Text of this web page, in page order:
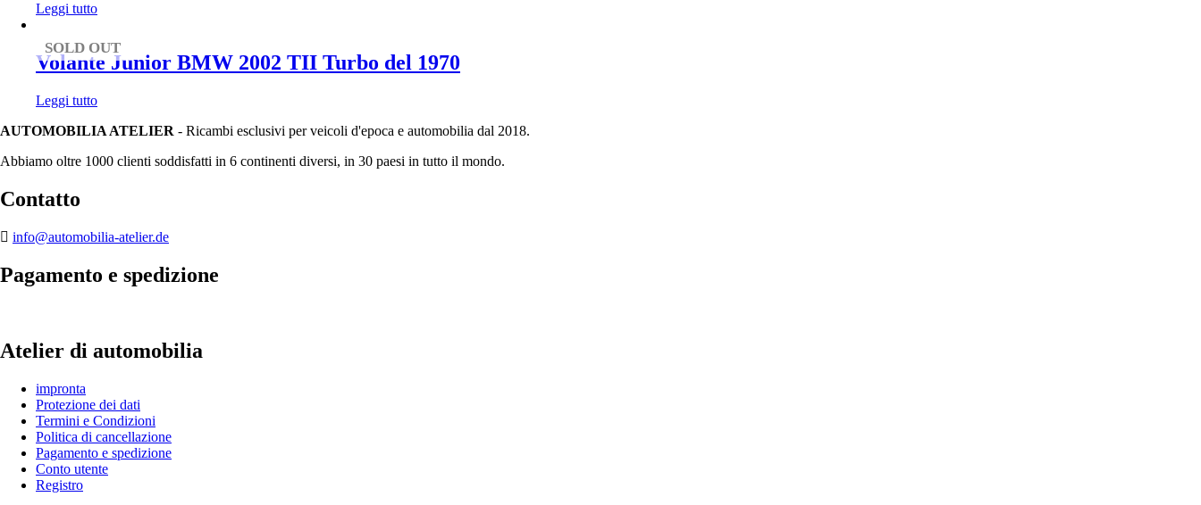
Leggi tutto
SOLD OUT
Volante Junior BMW 2002 TII Turbo del 1970
Leggi tutto
AUTOMOBILIA ATELIER - Ricambi esclusivi per veicoli d'epoca e automobilia dal 2018.
Abbiamo oltre 1000 clienti soddisfatti in 6 continenti diversi, in 30 paesi in tutto il mondo.
Contatto
info@automobilia-atelier.de
Pagamento e spedizione
Atelier di automobilia
impronta
Protezione dei dati
Termini e Condizioni
Politica di cancellazione
Pagamento e spedizione
Conto utente
Registro